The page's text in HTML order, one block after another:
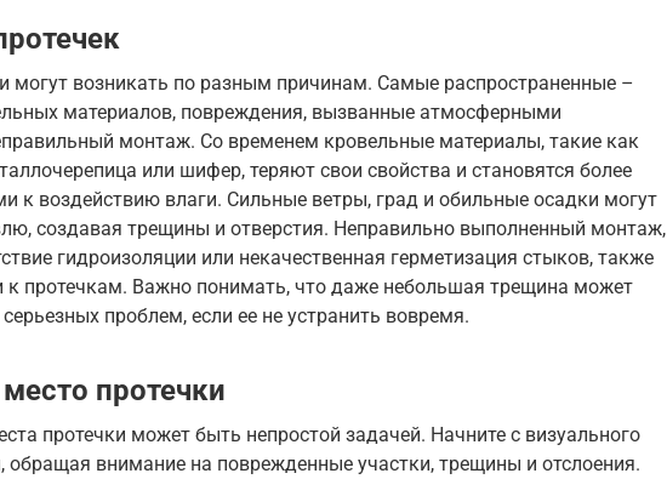
могут возникать по разным причинам. Самые распространенные –
материалов, повреждения, вызванные атмосферными
монтаж. Со временем кровельные материалы, такие как
или шифер, теряют свои свойства и становятся более
к воздействию влаги. Сильные ветры, град и обильные осадки могут
создавая трещины и отверстия. Неправильно выполненный монтаж,
гидроизоляции или некачественная герметизация стыков, также
к протечкам. Важно понимать, что даже небольшая трещина может
проблем, если ее не устранить вовремя.
протечки
протечки может быть непростой задачей. Начните с визуального
внимание на поврежденные участки, трещины и отслоения.